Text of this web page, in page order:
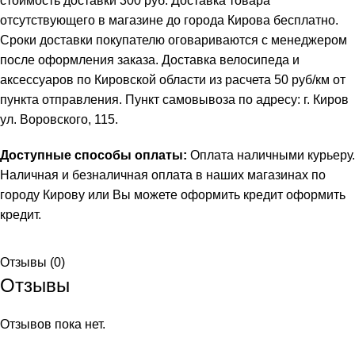
отсутствующего в магазине до города Кирова бесплатно.
Сроки доставки покупателю оговариваются с менеджером
после оформления заказа. Доставка велосипеда и
аксессуаров по Кировской области из расчета 50 руб/км от
пункта отправления. Пункт самовывоза по адресу: г. Киров
ул. Воровского, 115.
Доступные способы оплаты: Оплата наличными курьеру.
Наличная и безналичная оплата в наших магазинах по
городу Кирову или Вы можете оформить кредит оформить
кредит.
Отзывы (0)
Отзывы
Отзывов пока нет.